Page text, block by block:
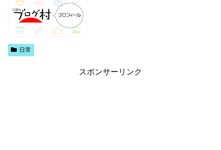
日常
スポンサーリンク